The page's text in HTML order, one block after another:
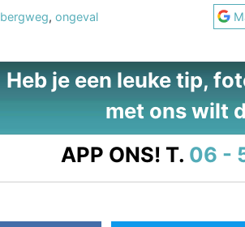
bergweg, ongeval
Heb je een leuke tip,
met ons wilt
APP ONS! T. 06 -